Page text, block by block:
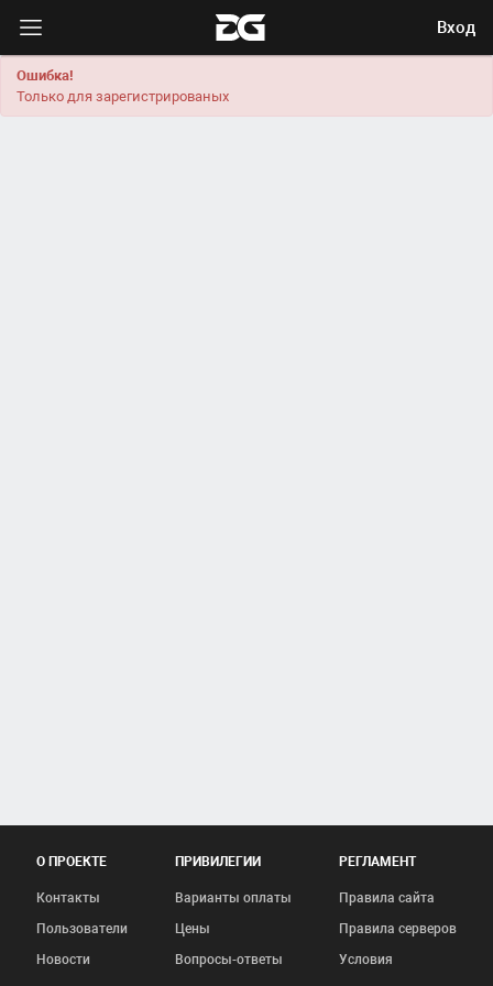
Вход
Ошибка!
Только для зарегистрированых
О ПРОЕКТЕ
Контакты
Пользователи
Новости
ПРИВИЛЕГИИ
Варианты оплаты
Цены
Вопросы-ответы
РЕГЛАМЕНТ
Правила сайта
Правила серверов
Условия